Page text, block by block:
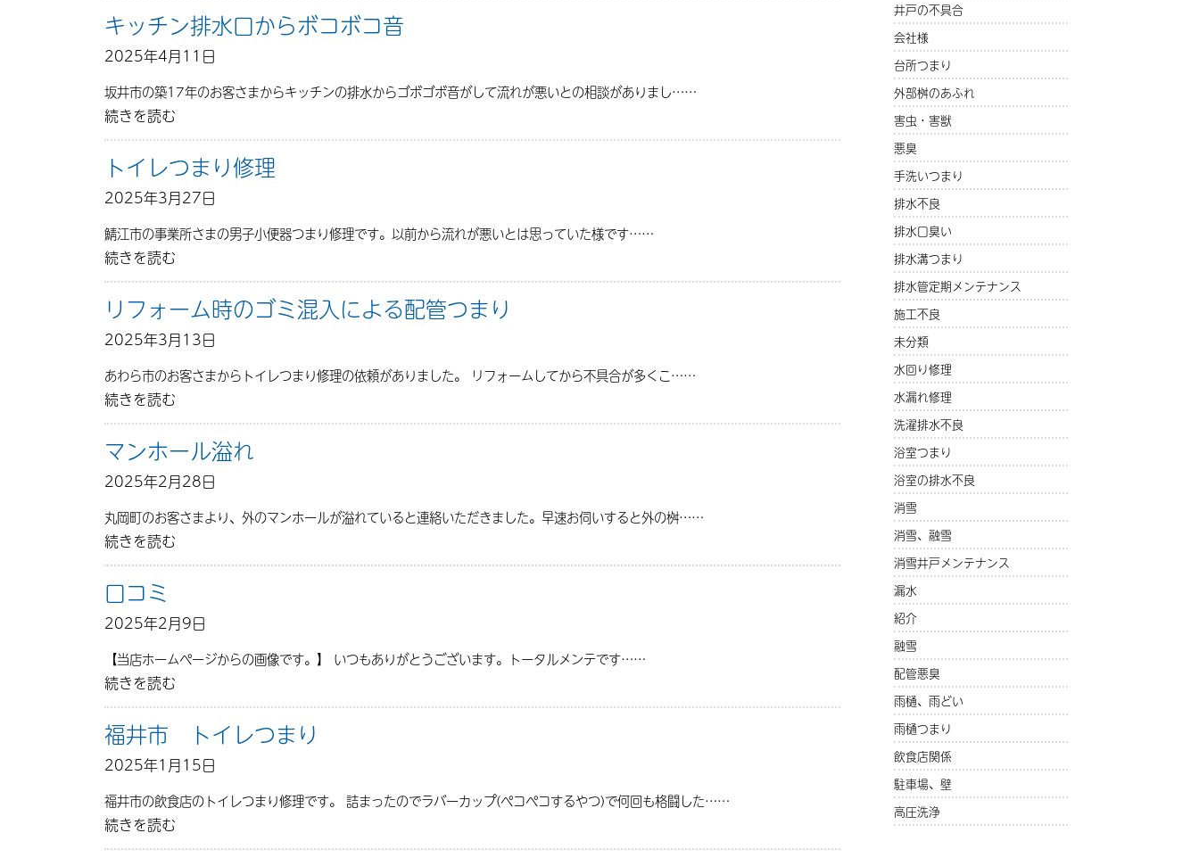
キッチン排水口からボコボコ音
2025年4月11日
坂井市の築17年のお客さまからキッチンの排水からゴボゴボ音がして流れが悪いとの相談がありまし……
続きを読む
トイレつまり修理
2025年3月27日
鯖江市の事業所さまの男子小便器つまり修理です。以前から流れが悪いとは思っていた様です……
続きを読む
リフォーム時のゴミ混入による配管つまり
2025年3月13日
あわら市のお客さまからトイレつまり修理の依頼がありました。 リフォームしてから不具合が多くこ……
続きを読む
マンホール溢れ
2025年2月28日
丸岡町のお客さまより、外のマンホールが溢れていると連絡いただきました。早速お伺いすると外の桝……
続きを読む
口コミ
2025年2月9日
【当店ホームページからの画像です。】 いつもありがとうございます。トータルメンテです……
続きを読む
福井市 トイレつまり
2025年1月15日
福井市の飲食店のトイレつまり修理です。 詰まったのでラバーカップ(ペコペコするやつ)で何回も格闘した……
続きを読む
井戸の不具合
会社様
台所つまり
外部桝のあふれ
害虫・害獣
悪臭
手洗いつまり
排水不良
排水口臭い
排水溝つまり
排水管定期メンテナンス
施工不良
未分類
水回り修理
水漏れ修理
洗濯排水不良
浴室つまり
浴室の排水不良
消雪
消雪、融雪
消雪井戸メンテナンス
漏水
紹介
融雪
配管悪臭
雨樋、雨どい
雨樋つまり
飲食店関係
駐車場、壁
高圧洗浄